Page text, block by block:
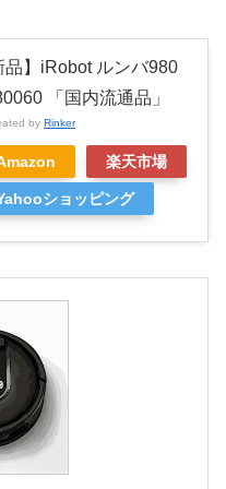
品】iRobot ルンバ980
「国内流通品」
by Rinker
楽天市場
ショッピング